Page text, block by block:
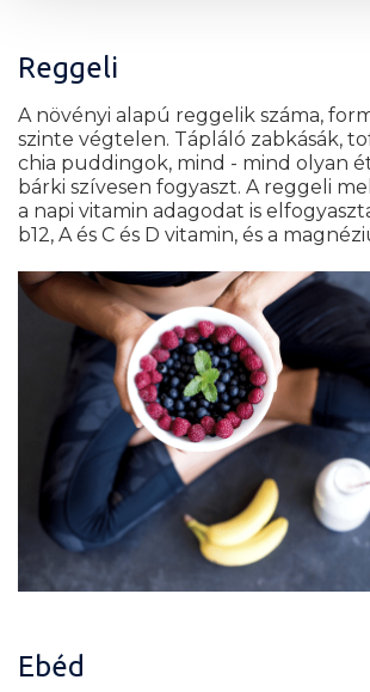
Reggeli
A növényi alapú reggelik száma,
szinte végtelen. Tápláló zabkásák,
chia puddingok, mind - mind olyan
bárki szívesen fogyaszt. A reggeli
a napi vitamin adagodat is
b12, A és C és D vitamin, és a
Ebéd